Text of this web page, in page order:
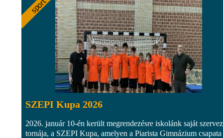
SZEPI Kupa 2026
2026. január 10-én került megrendezésre iskolánk saját
tornája, a SZEPI Kupa, amelyen a Piarista Gimnázium csapata